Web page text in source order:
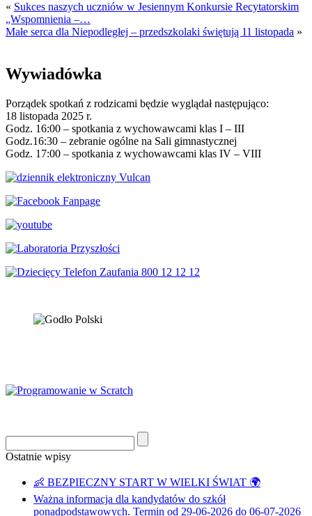
« Sukces naszych uczniów w Jesiennym Konkursie Recytatorskim
„Wspomnienia –…
Małe serca dla Niepodległej – przedszkolaki świętują 11 listopada »
Wywiadówka
Porządek spotkań z rodzicami będzie wyglądał następująco:
18 listopada 2025 r.
Godz. 16:00 – spotkania z wychowawcami klas I – III
Godz.16:30 – zebranie ogólne na Sali gimnastycznej
Godz. 17:00 – spotkania z wychowawcami klas IV – VIII
Ostatnie wpisy
👶 BEZPIECZNY START W WIELKI ŚWIAT 🌍
Ważna informacja dla kandydatów do szkół
ponadpodstawowych. Termin od 29-06-2026 do 06-07-2026